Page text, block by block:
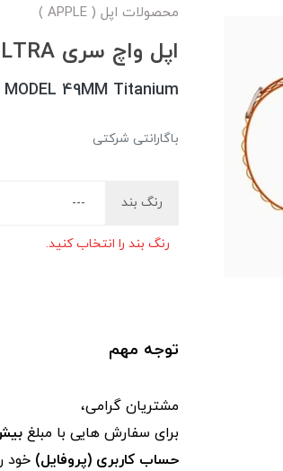
محصولات اپل ( APPLE )
اپل واچ سری ULTRA مدل 49MM
MODEL 49MM Titanium
باگارانتی شرکتی
رنگ بند
رنگ بند را انتخاب کنید.
توجه مهم
مشتریان گرامی،
برای سفارش‌ هایی با مبلغ بیش از ۴۰۰
حساب کاربری (پروفایل) خود